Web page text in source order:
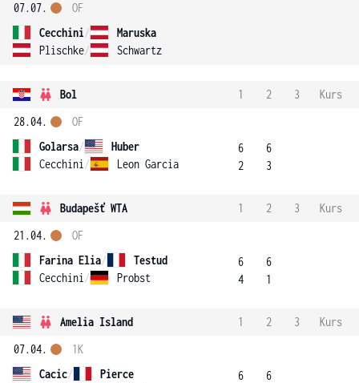
07.07.
Cecchini/
Maruska
Plischke/ Schwartz
OF
Bol 1 2 3
Kurs
28.04.
Golarsa/
Huber
Cecchini / Leon Garcia
OF
6
2
6
3
Budapešť WTA 1 2 3
Kurs
21.04.
Farina Elia/
Testud
Cecchini / Probst
OF
6
4
6
1
Amelia Island 1 2 3
Kurs
07.04.
Cacic/
Pierce
1K
6
6